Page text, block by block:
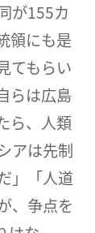
が155カ
領にも是
てもらい
らは広島
ら、人類
アは先制
」「人道
、争点を